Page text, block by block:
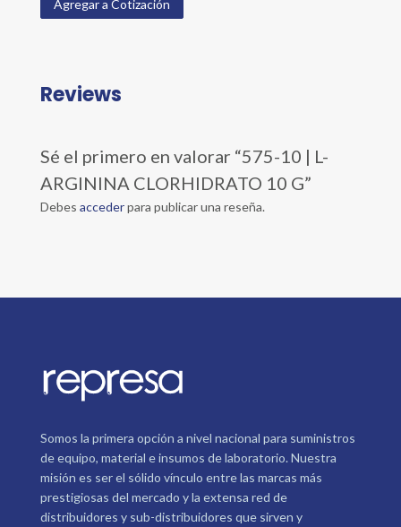
Agregar a Cotización
Reviews
Sé el primero en valorar “575-10 | L-
ARGININA CLORHIDRATO 10 G”
Debes accederpara publicar una reseña.
Somos la primera opción a nivel nacional para suministros
de equipo, material e insumos de laboratorio. Nuestra
misión es ser el sólido vínculo entre las marcas más
prestigiosas del mercado y la extensa red de
distribuidores y sub-distribuidores que sirven y